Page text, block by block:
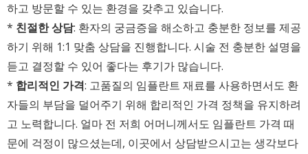
하고 방문할 수 있는 환경을 갖추고 있습니다.
* 친절한 상담: 환자의 궁금증을 해소하고 충분한 정보를 제공
하기 위해 1:1 맞춤 상담을 진행합니다. 시술 전 충분한 설명을
듣고 결정할 수 있어 좋다는 후기가 많습니다.
* 합리적인 가격: 고품질의 임플란트 재료를 사용하면서도 환
자들의 부담을 덜어주기 위해 합리적인 가격 정책을 유지하려
고 노력합니다. 얼마 전 저희 어머니께서도 임플란트 가격 때
문에 걱정이 많으셨는데, 이곳에서 상담받으시고는 생각보다